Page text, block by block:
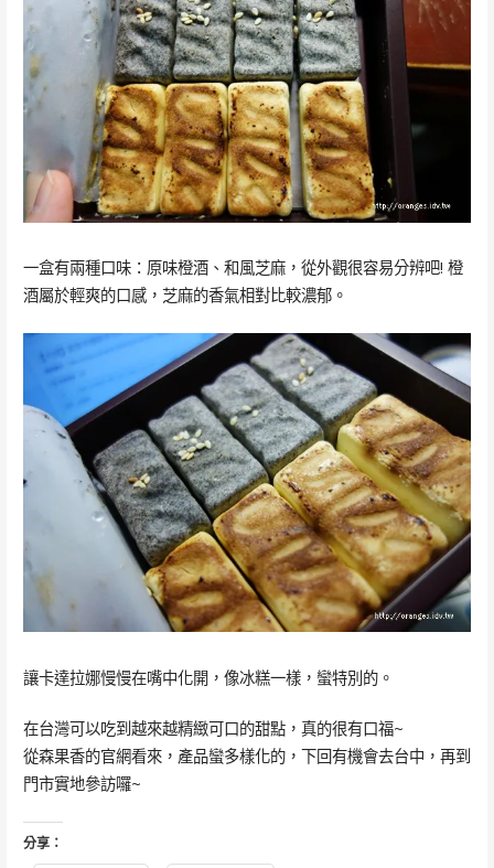
一盒有兩種口味：原味橙酒、和風芝麻，從外觀很容易分辨吧! 橙
酒屬於輕爽的口感，芝麻的香氣相對比較濃郁。
讓卡達拉娜慢慢在嘴中化開，像冰糕一樣，蠻特別的。
在台灣可以吃到越來越精緻可口的甜點，真的很有口福~
從森果香的官網看來，產品蠻多樣化的，下回有機會去台中，再到
門市實地參訪囉~
分享：